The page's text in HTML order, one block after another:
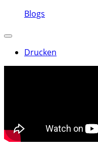
Blogs
Drucken